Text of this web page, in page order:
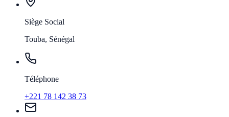
Siège Social
Touba, Sénégal
Téléphone
+221 78 142 38 73